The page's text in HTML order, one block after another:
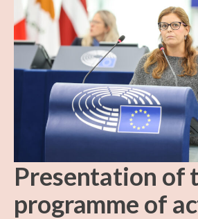
Presentation of
programme of